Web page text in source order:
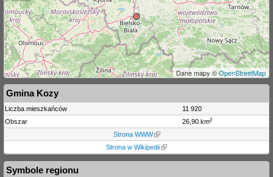
Dane mapy ©OpenStreetMap
Gmina Kozy
Liczba mieszkańców
11 920
Obszar
26,90 km2
Strona WWW
Strona w Wikipedii
Symbole regionu